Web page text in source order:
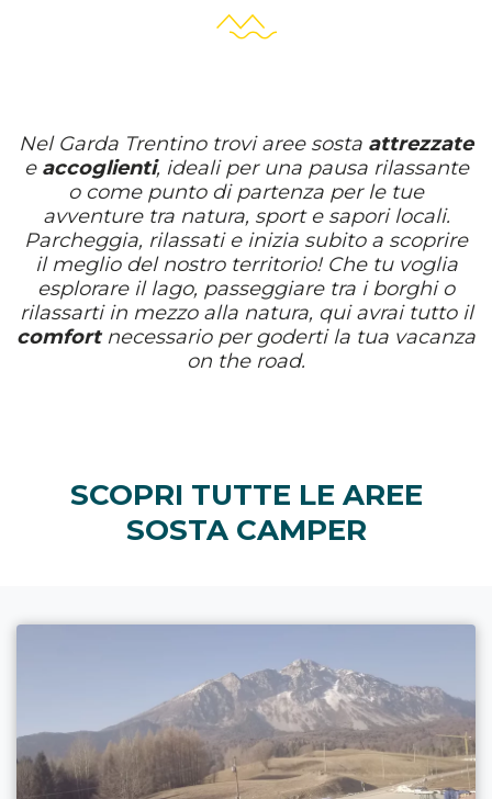
Nel Garda Trentino trovi aree sosta attrezzate
e accoglienti, ideali per una pausa rilassante
o come punto di partenza per le tue
avventure tra natura, sport e sapori locali.
Parcheggia, rilassati e inizia subito a scoprire
il meglio del nostro territorio! Che tu voglia
esplorare il lago, passeggiare tra i borghi o
rilassarti in mezzo alla natura, qui avrai tutto il
comfort necessario per goderti la tua vacanza
on the road.
SCOPRI TUTTE LE AREE
SOSTA CAMPER